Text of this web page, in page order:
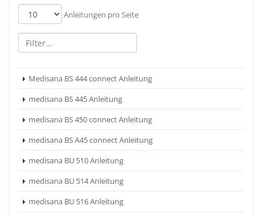
Anleitungen pro Seite
Medisana BS 444 connect Anleitung
medisana BS 445 Anleitung
medisana BS 450 connect Anleitung
medisana BS A45 connect Anleitung
medisana BU 510 Anleitung
medisana BU 514 Anleitung
medisana BU 516 Anleitung